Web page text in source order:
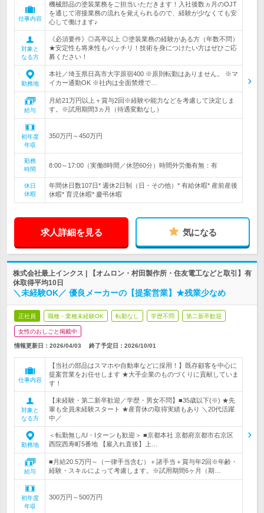
仕事内容
機械部品の塗装業務をご担当いただきます！入社後数ヵ月のOJT
を通じて溶接業務の流れを覚えられるので、経験が少なくても安
心して働けます♪
対象と
なる方
《必須要件》◎高卒以上 ◎塗装業務の経験がある方（年数不問）
★安定性も将来性もバッチリ！技術を身につけたい方はぜひご応
募ください！
勤務地
本社／埼玉県日高市大字原宿400 ※原則転勤はありません。 ※マ
イカー通勤OK ※社内は全面禁煙で…
給与
月給21万円以上＋賞与2回※経験や能力などを考慮して決定しま
す。※試用期間3ヵ月（待遇変動なし）
初年度
年収
350万円～450万円
勤務
時間
8:00～17:00（実働8時間／休憩60分）時間外労働有無：有
休日
休暇
年間休日数107日* 週休2日制（日・その他）* 有給休暇* 産前産後
休暇* 育児休暇* 慶弔休暇
求人詳細を見る 気になる
株式会社最上インクス | 【オムロン・村田製作所・住友電工などと取引】有
休取得平均10日
＼未経験OK／ 優良メーカーの【提案営業】★残業少なめ
正社員 職種・業種未経験OK 転勤なし 学歴不問 第二新卒歓迎
女性のおしごと掲載中
情報更新日：2026/04/03 終了予定日： 2026/10/01
仕事内容
【当社の部品はスマホや自動車などに採用！】既存顧客を中心に
提案営業をお任せします ★大手企業のものづくりに貢献していま
す！
対象と
なる方
【未経験・第二新卒歓迎／学歴・男女不問】■35歳以下(※) ★先
輩も全員未経験スタート ★産育休の取得実績もあり ＼20代活躍
中／
勤務地
＜転勤無し/U・Iターンも歓迎＞ ■京都本社 京都府京都市右京区
西院西寿町5番地 【雇入れ直後】上…
給与
■月給20.5万円～（一律手当含む）＋諸手当＋賞与年2回※年齢・
経験・スキルによって考慮します。※試用期間6ヶ月（期…
初年度
年収
300万円～500万円